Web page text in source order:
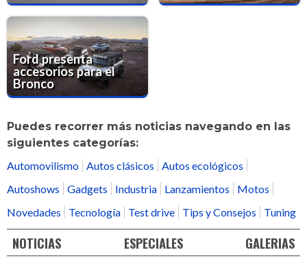
Ford presenta
accesorios para el
Bronco
Puedes recorrer más noticias navegando en las
siguientes categorías:
Automovilismo Autos clásicos
Autos ecológicos
Autoshows
Gadgets Industria Lanzamientos
Motos
Novedades
Tecnología Test drive Tips y Consejos Tuning
NOTICIAS ESPECIALES GALERIAS